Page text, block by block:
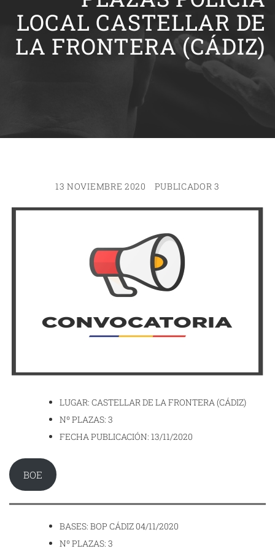
LOCAL CASTELLAR DE
LA FRONTERA (CÁDIZ)
13 NOVIEMBRE 2020 PUBLICADOR 3
LUGAR: CASTELLAR DE LA FRONTERA (CÁDIZ)
Nº PLAZAS: 3
FECHA PUBLICACIÓN: 13/11/2020
BOE
BASES: BOP CÁDIZ 04/11/2020
Nº PLAZAS: 3